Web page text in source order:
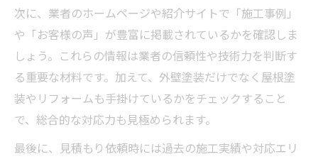
次に、業者のホームページや紹介サイトで「施工事例」
や「お客様の声」が豊富に掲載されているかを確認しま
しょう。これらの情報は業者の信頼性や技術力を判断す
る重要な材料です。加えて、外壁塗装だけでなく屋根塗
装やリフォームも手掛けているかをチェックすること
で、総合的な対応力も見極められます。
最後に、見積もり依頼時には過去の施工実績や対応エリ